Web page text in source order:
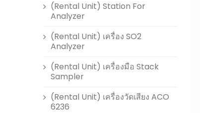
(Rental Unit) Station For
Analyzer
(Rental Unit) เครื่อง SO2
Analyzer
(Rental Unit) เครื่องมือ Stack
Sampler
(Rental Unit) เครื่องวัดเสียง ACO
6236